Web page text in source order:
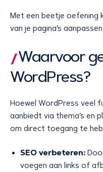
Met een beetje oefening
van je pagina’s
Waarvoor
WordPress?
Hoewel WordPress veel
aanbiedt via thema’s en
om direct toegang te
SEO verbeteren:
voegen aan links of